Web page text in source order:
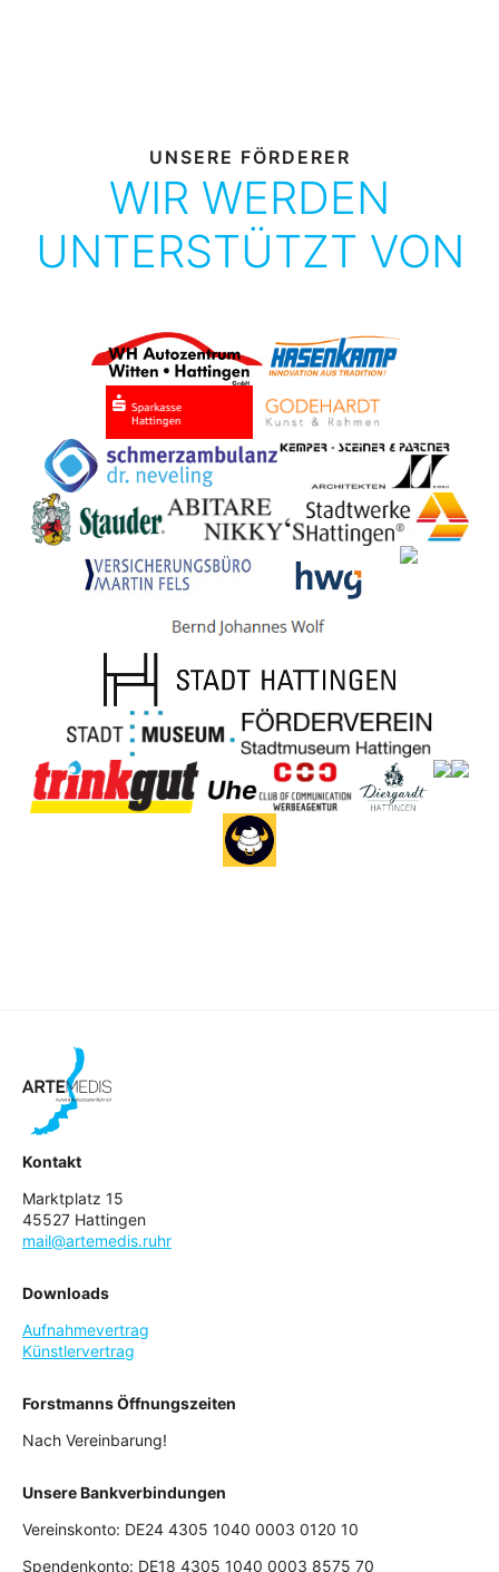
UNSERE FÖRDERER
WIR WERDEN
UNTERSTÜTZT VON
Kontakt
Marktplatz 15
45527 Hattingen
mail@artemedis.ruhr
Downloads
Aufnahmevertrag
Künstlervertrag
Forstmanns Öffnungszeiten
Nach Vereinbarung!
Unsere Bankverbindungen
Vereinskonto: DE24 4305 1040 0003 0120 10
Spendenkonto: DE18 4305 1040 0003 8575 70